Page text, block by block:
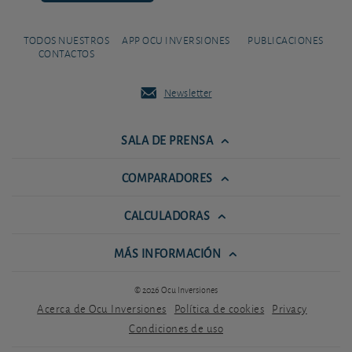
TODOS NUESTROS
CONTACTOS
APP OCU INVERSIONES PUBLICACIONES
Newsletter
SALA DE PRENSA
COMPARADORES
CALCULADORAS
MÁS INFORMACIÓN
© 2026 Ocu Inversiones
Acerca de Ocu Inversiones Política de cookies Privacy
Condiciones de uso